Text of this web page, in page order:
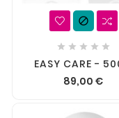

    
EASY CARE -
89,00 €